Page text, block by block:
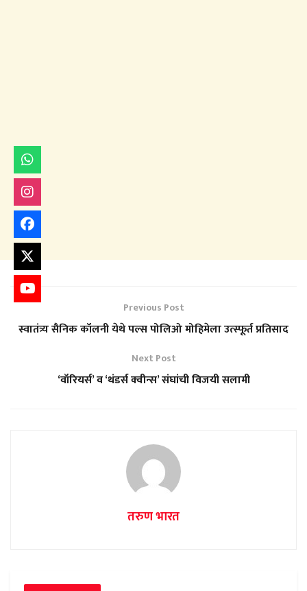
Previous Post
स्वातंत्र्य सैनिक कॉलनी येथे पल्स पोलिओ मोहिमेला उत्स्फूर्त प्रतिसाद
Next Post
‘वॉरियर्स’ व ‘थंडर्स क्वीन्स’ संघांची विजयी सलामी
तरुण भारत